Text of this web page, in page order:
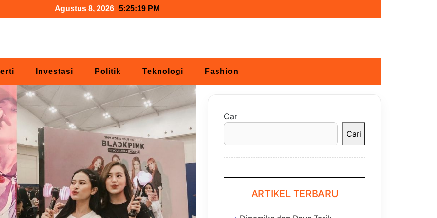
Agustus 8, 2026 5:25:20 PM
Investasi Politik Teknologi Fashion
Cari
Cari
ARTIKEL TERBARU